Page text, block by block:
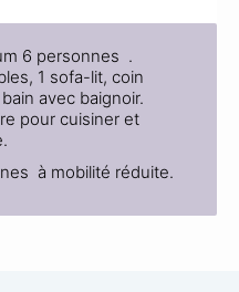
6 personnes .
1 sofa-lit, coin
avec baignoir.
pour cuisiner et
à mobilité réduite.